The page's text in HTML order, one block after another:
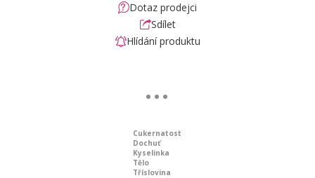
Dotaz prodejci
Sdílet
Hlídání produktu
Cukernatost
Dochuť
Kyselinka
Tělo
Tříslovina